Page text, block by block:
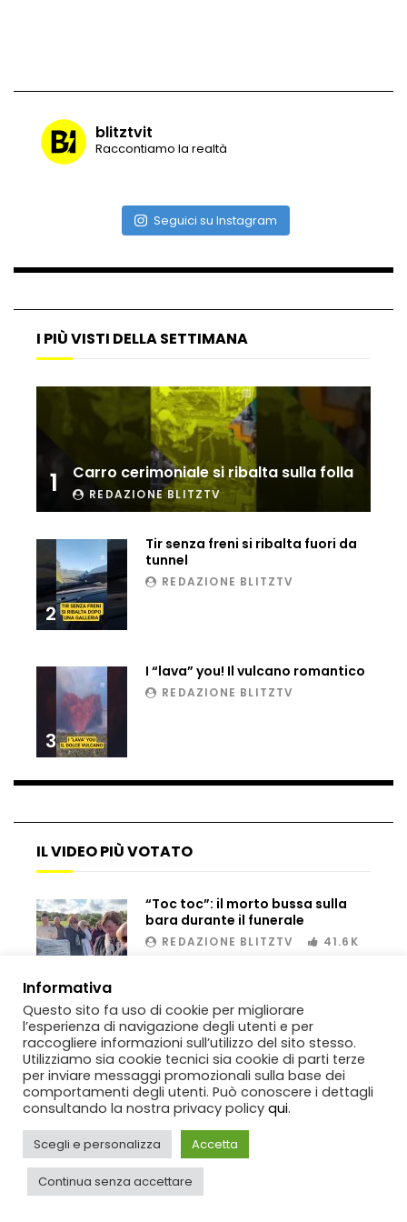
Street food a New York: il panino lo
sorpresa di Paola Cortellesi
Arnold Schwarzenegger: “Questi sono i
Meloni come Barbie, la parodia del film
con i politici italiani è virale
sua passione per i taralli
Bruce Willis, risate e balli con Demi
Moore
Marco Masini canta “Sarà per te” per
l’addio a Francesco Nuti
ripara la buca con le sue mani
Bruce Willis riappare sui social dopo la
diagnosi della malattia
Jeremy Renner torna a camminare
blitztvit
Raccontiamo la realtà
Seguici su Instagram
I PIÙ VISTI DELLA SETTIMANA
1 Carro cerimoniale si ribalta sulla folla
REDAZIONE BLITZTV
2
Tir senza freni si ribalta fuori da
tunnel
REDAZIONE BLITZTV
3
I “lava” you! Il vulcano romantico
REDAZIONE BLITZTV
IL VIDEO PIÙ VOTATO
00:02
“Toc toc”: il morto bussa sulla
bara durante il funerale
REDAZIONE BLITZTV 41.6K
CopyrightBlitzTV© 2019-2025SIGNOVia Rabolini, 13 Milano - P.IVA
IT11812250154. Tutti i diritti sono riservati.
Informativa
Questo sito fa uso di cookie per migliorare
l’esperienza di navigazione degli utenti e per
raccogliere informazioni sull’utilizzo del sito stesso.
Utilizziamo sia cookie tecnici sia cookie di parti terze
per inviare messaggi promozionali sulla base dei
comportamenti degli utenti. Può conoscere i dettagli
consultando la nostra privacy policy qui.
Scegli e personalizza Accetta
Continua senza accettare